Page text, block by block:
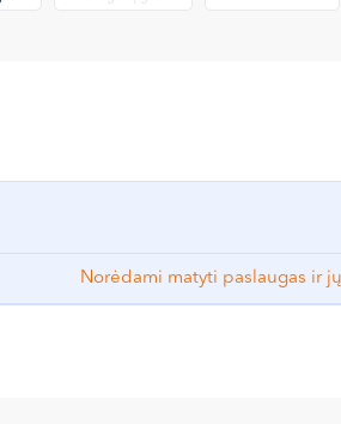
Norėdami matyti paslaugas ir